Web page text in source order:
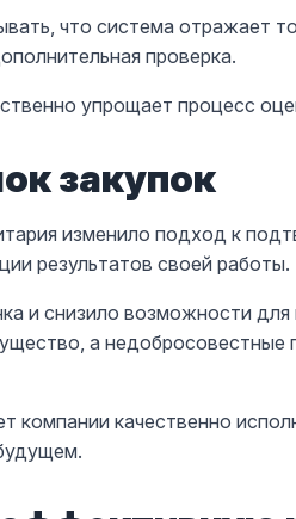
что система отражает
проверка.
упрощает процесс
закупок
изменило подход к
результатов своей работы.
и снизило возможности
а недобросовестные
компании качественно